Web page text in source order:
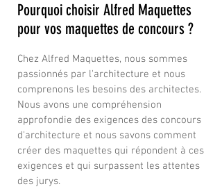
Pourquoi choisir Alfred Maquettes
pour vos maquettes de concours ?
Chez Alfred Maquettes, nous sommes
passionnés par l'architecture et nous
comprenons les besoins des architectes.
Nous avons une compréhension
approfondie des exigences des concours
d'architecture et nous savons comment
créer des maquettes qui répondent à ces
exigences et qui surpassent les attentes
des jurys.